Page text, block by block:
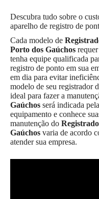
Descubra tudo sobre o
aparelho de registro de
Cada modelo de
Porto dos Gaúchos
tenha equipe qualificada
registro de ponto em sua
em dia para evitar
modelo de seu registrador
ideal para fazer a
Gaúchos será indicada
equipamento e conhece
manutenção do
Gaúchos varia de acordo
atender sua empresa.